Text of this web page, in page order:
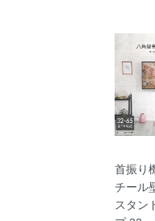
首振り
チール
スタン